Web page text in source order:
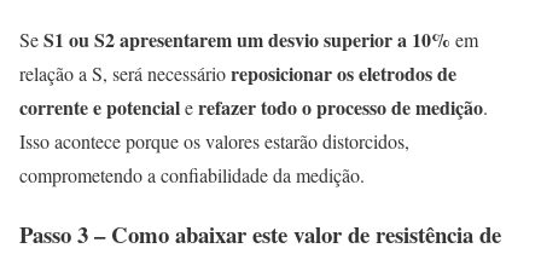
SeS1 ou S2 apresentarem um desvio superior a 10% em
relação a S, será necessárioreposicionar os eletrodos de
corrente e potencialerefazer todo o processo de medição.
Isso acontece porque os valores estarão distorcidos,
comprometendo a confiabilidade da medição.
Passo 3 – Como abaixar este valor de resistência de